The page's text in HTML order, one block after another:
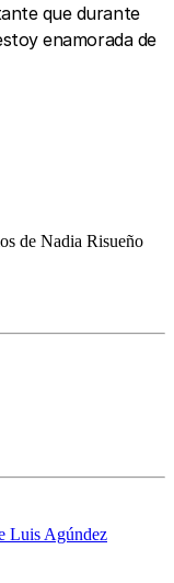
que durante
enamorada de
de Nadia Risueño
Luis Agúndez